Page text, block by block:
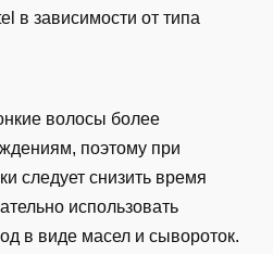
в зависимости от типа
волосы более
поэтому при
следует снизить время
использовать
в виде масел и сывороток.